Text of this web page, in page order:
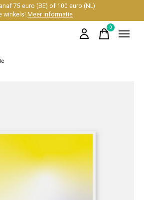
75 euro (BE) of 100 euro (NL)
winkels!Meer informatie
0items